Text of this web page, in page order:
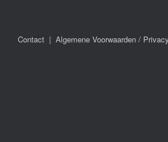
Contact | Algemene Voorwaarden /